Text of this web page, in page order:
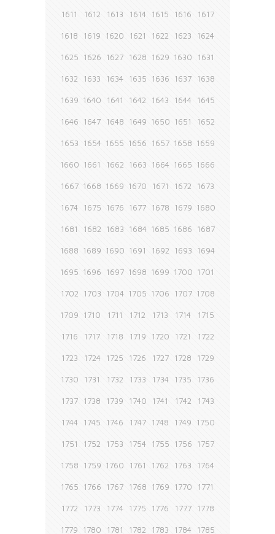
1611 1612 1613 1614 1615 1616 1617
1618 1619 1620 1621 1622 1623 1624
1625 1626 1627 1628 1629 1630 1631
1632 1633 1634 1635 1636 1637 1638
1639 1640 1641 1642 1643 1644 1645
1646 1647 1648 1649 1650 1651 1652
1653 1654 1655 1656 1657 1658 1659
1660 1661 1662 1663 1664 1665 1666
1667 1668 1669 1670 1671 1672 1673
1674 1675 1676 1677 1678 1679 1680
1681 1682 1683 1684 1685 1686 1687
1688 1689 1690 1691 1692 1693 1694
1695 1696 1697 1698 1699 1700 1701
1702 1703 1704 1705 1706 1707 1708
1709 1710 1711 1712 1713 1714 1715
1716 1717 1718 1719 1720 1721 1722
1723 1724 1725 1726 1727 1728 1729
1730 1731 1732 1733 1734 1735 1736
1737 1738 1739 1740 1741 1742 1743
1744 1745 1746 1747 1748 1749 1750
1751 1752 1753 1754 1755 1756 1757
1758 1759 1760 1761 1762 1763 1764
1765 1766 1767 1768 1769 1770 1771
1772 1773 1774 1775 1776 1777 1778
1779 1780 1781 1782 1783 1784 1785